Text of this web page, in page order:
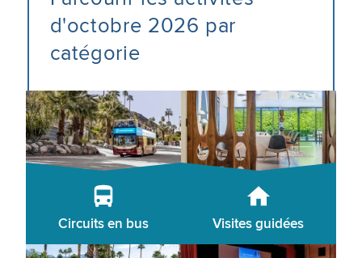
d'octobre 2026 par
catégorie
Circuits en bus Visites guidées